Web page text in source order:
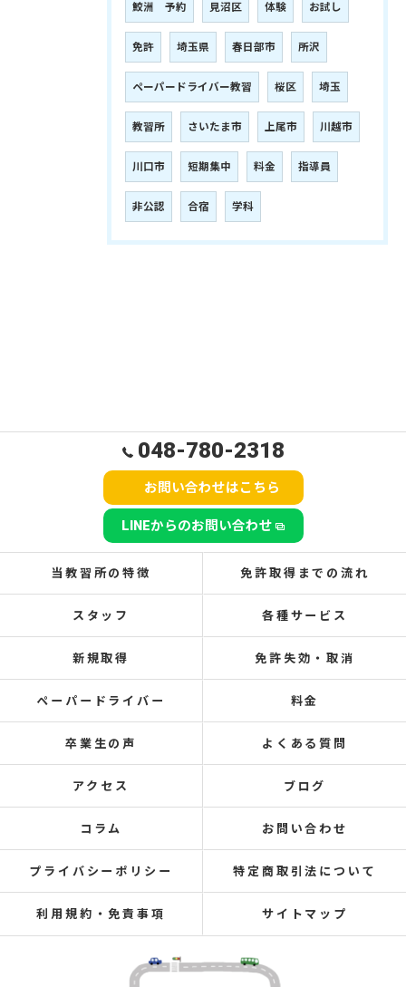
鮫洲 予約 見沼区 体験 お試し
免許 埼玉県 春日部市 所沢
ペーパードライバー教習 桜区 埼玉
教習所 さいたま市 上尾市 川越市
川口市 短期集中 料金 指導員
非公認 合宿 学科
048-780-2318
お問い合わせはこちら
LINEからのお問い合わせ
当教習所の特徴 免許取得までの流れ
スタッフ 各種サービス
新規取得 免許失効・取消
ペーパードライバー 料金
卒業生の声 よくある質問
アクセス ブログ
コラム お問い合わせ
プライバシーポリシー 特定商取引法について
利用規約・免責事項 サイトマップ